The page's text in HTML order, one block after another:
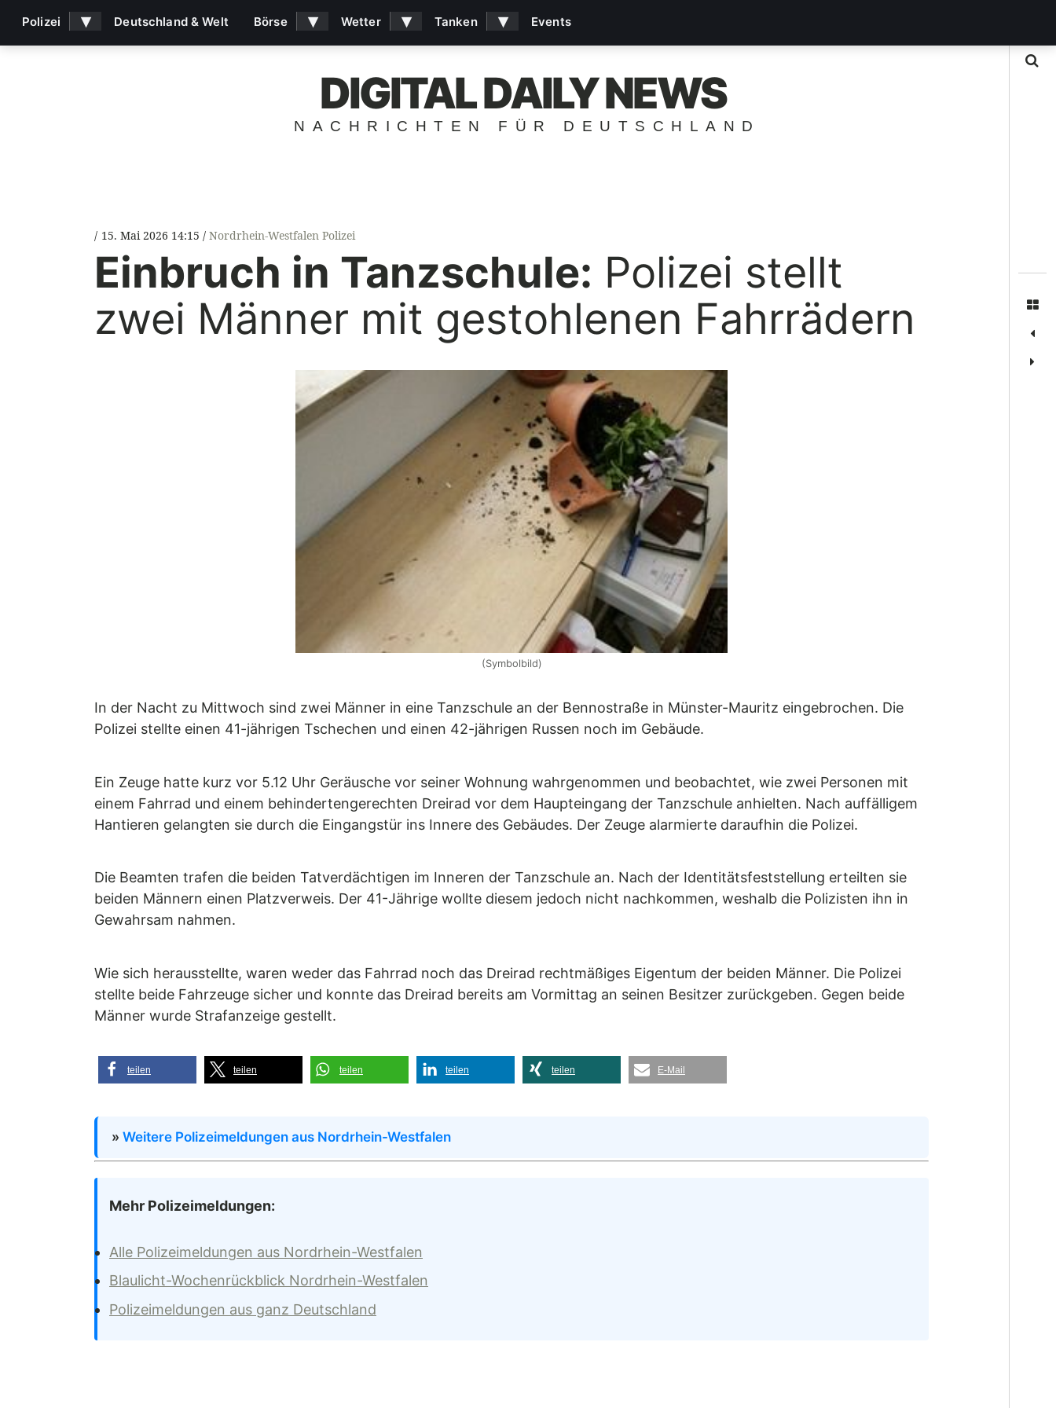
DIGITAL DAILY NEWS
NACHRICHTEN FÜR DEUTSCHLAND
15. Mai 2026 14:15 Nordrhein-Westfalen Polizei
Einbruch in Tanzschule: Polizei stellt
zwei Männer mit gestohlenen Fahrrädern
(Symbolbild)
In der Nacht zu Mittwoch sind zwei Männer in eine Tanzschule an der Bennostraße in Münster-Mauritz eingebrochen. Die
Polizei stellte einen 41-jährigen Tschechen und einen 42-jährigen Russen noch im Gebäude.
Ein Zeuge hatte kurz vor 5.12 Uhr Geräusche vor seiner Wohnung wahrgenommen und beobachtet, wie zwei Personen mit
einem Fahrrad und einem behindertengerechten Dreirad vor dem Haupteingang der Tanzschule anhielten. Nach auffälligem
Hantieren gelangten sie durch die Eingangstür ins Innere des Gebäudes. Der Zeuge alarmierte daraufhin die Polizei.
Die Beamten trafen die beiden Tatverdächtigen im Inneren der Tanzschule an. Nach der Identitätsfeststellung erteilten sie
beiden Männern einen Platzverweis. Der 41-Jährige wollte diesem jedoch nicht nachkommen, weshalb die Polizisten ihn in
Gewahrsam nahmen.
Wie sich herausstellte, waren weder das Fahrrad noch das Dreirad rechtmäßiges Eigentum der beiden Männer. Die Polizei
stellte beide Fahrzeuge sicher und konnte das Dreirad bereits am Vormittag an seinen Besitzer zurückgeben. Gegen beide
Männer wurde Strafanzeige gestellt.
teilen teilen teilen teilen teilen E-Mail
» Weitere Polizeimeldungen aus Nordrhein-Westfalen
Mehr Polizeimeldungen:
Alle Polizeimeldungen aus Nordrhein-Westfalen
Blaulicht-Wochenrückblick Nordrhein-Westfalen
Polizeimeldungen aus ganz Deutschland
Polizei ▾ Deutschland & Welt Börse ▾ Wetter ▾ Tanken ▾ Events